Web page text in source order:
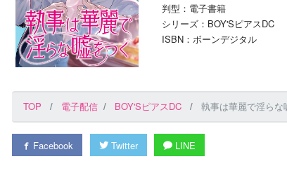
判型：電子書籍
シリーズ：BOY'SピアスDC
ISBN：ボーンデジタル
TOP 電子配信 BOY'SピアスDC 執事は華麗で淫ら
Facebook Twitter LINE